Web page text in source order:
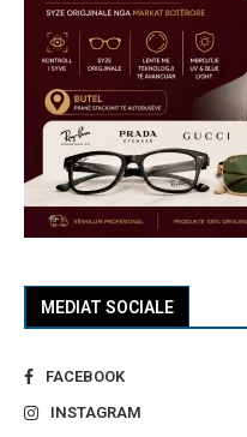
MEDIAT SOCIALE
FACEBOOK
INSTAGRAM